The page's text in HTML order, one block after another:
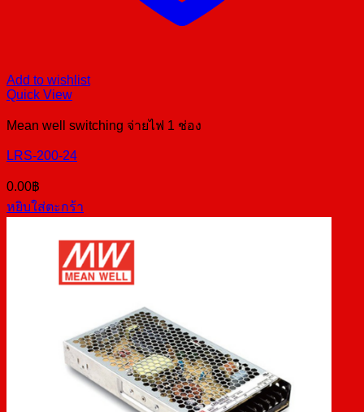
Add to wishlist
Quick View
Mean well switching จ่ายไฟ 1 ช่อง
LRS-200-24
0.00฿
หยิบใส่ตะกร้า